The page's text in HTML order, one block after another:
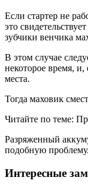
Если стартер не
это
зубчики венчика
В этом случае
некоторое время,
места.
Тогда маховик
Читайте по теме:
Разряженный
подобную проблему.
Интересные